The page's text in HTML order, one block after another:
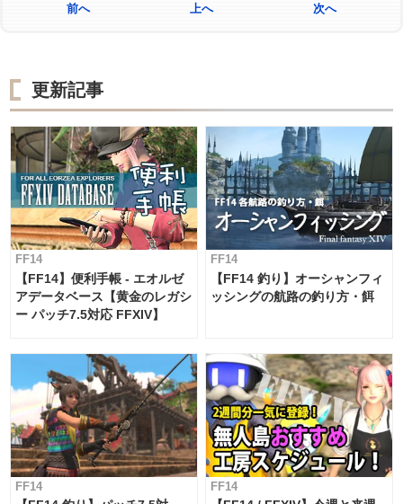
前へ 上へ 次へ
更新記事
FF14
【FF14】便利手帳 - エオルゼ
アデータベース【黄金のレガシ
ー パッチ7.5対応 FFXIV】
FF14
【FF14 釣り】オーシャンフィ
ッシングの航路の釣り方・餌
FF14 FF14